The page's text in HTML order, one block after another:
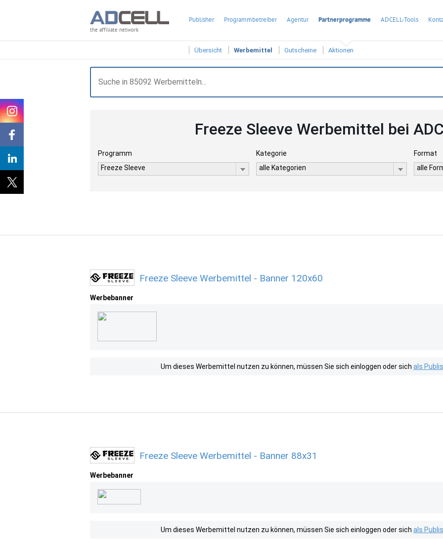
the affiliate network
Publisher Programmbetreiber Agentur Partnerprogramme ADCELL-Tools
Übersicht Werbemittel Gutscheine Aktionen
Freeze Sleeve Werbemittel bei
Programm
Freeze Sleeve
Kategorie
alle Kategorien
Format
alle
Freeze Sleeve Werbemittel - Banner 120x60
Werbebanner
Um dieses Werbemittel nutzen zu können, müssen Sie sich einloggen oder sich als
Freeze Sleeve Werbemittel - Banner 88x31
Werbebanner
Um dieses Werbemittel nutzen zu können, müssen Sie sich einloggen oder sich als